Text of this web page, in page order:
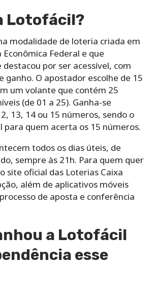
Lotofácil?
modalidade de loteria criada em
Econômica Federal e que
por ser acessível, com
ganho. O apostador escolhe de 15
um volante que contém 25
(de 01 a 25). Ganha-se
13, 14 ou 15 números, sendo o
para quem acerta os 15 números.
todos os dias úteis, de
sempre às 21h. Para quem quer
site oficial das Loterias Caixa
além de aplicativos móveis
de aposta e conferência
a Lotofácil
esse